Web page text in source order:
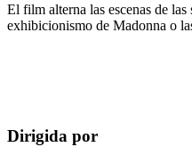
El film alterna las escenas de
exhibicionismo de Madonna o
Dirigida por